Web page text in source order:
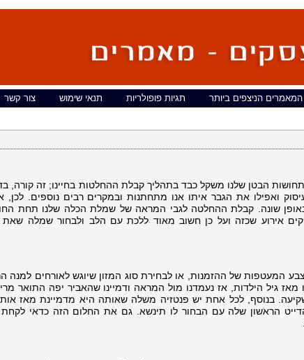
המאמרים הניצפים ביותר תגיות פופולריות תנאי שימוש
צור קשר
הבטן שלנו משקל כבד בתהליך קבלת ההחלטות בחיינו; זה קורה,
ואפילו את הגבר איתו אנו מתחתנות ובמקרים רבים נוספים. לכן,
שונה. קבלת ההחלטה לגבי המראה של שמלת הכלה שלנו תחת
אירוע שכזה ועל כן חשוב מאוד ללכת עם הלב ולבחור שמלה שאת
המעטפות של ההזמנות, או לבחירת סוג המזון שיוגש לאורחים למנה
גיל הילדות, אז נעמדנו מול המראה ודמיינו שהאביר יפה התואר
בנוסף, לכל אחת יש פנטזיה משלה שאותה היא מדמיינת מאז
הראשון שלה עם הבחור לו תינשא. גם את החלום הזה כדאי לקחת